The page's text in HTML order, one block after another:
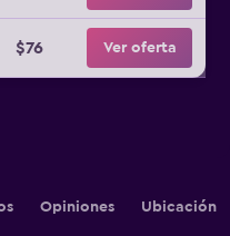
$76 Ver oferta
Opiniones Ubicación